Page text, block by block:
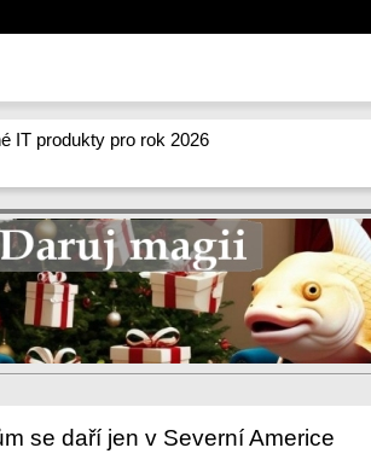
IT produkty pro rok 2026
se daří jen v Severní Americe